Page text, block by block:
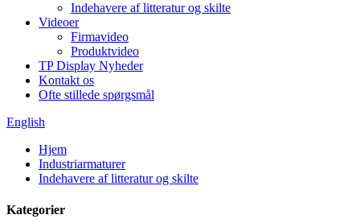
Indehavere af litteratur og skilte
Videoer
Firmavideo
Produktvideo
TP Display Nyheder
Kontakt os
Ofte stillede spørgsmål
English
Hjem
Industriarmaturer
Indehavere af litteratur og skilte
Kategorier